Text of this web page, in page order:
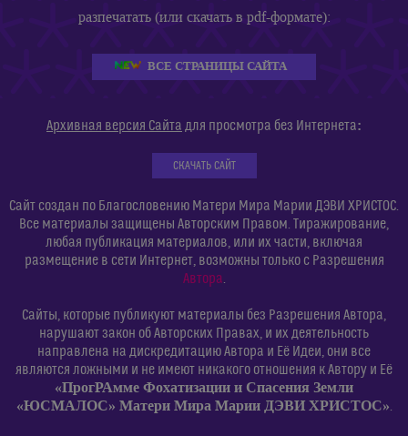
разпечатать (или скачать в pdf-формате):
ВСЕ СТРАНИЦЫ САЙТА
Архивная версия Сайта для просмотра без Интернета:
СКАЧАТЬ САЙТ
Сайт создан по Благословению Матери Мира Марии ДЭВИ ХРИСТОС.
Все материалы защищены Авторским Правом. Тиражирование,
любая публикация материалов, или их части, включая
размещение в сети Интернет, возможны только с Разрешения
Автора.
Сайты, которые публикуют материалы без Разрешения Автора,
нарушают закон об Авторских Правах, и их деятельность
направлена на дискредитацию Автора и Её Идеи, они все
являются ложными и не имеют никакого отношения к Автору и Её
«ПрогРАмме Фохатизации и Спасения Земли
«ЮСМАЛОС» Матери Мира Марии ДЭВИ ХРИСТОС».